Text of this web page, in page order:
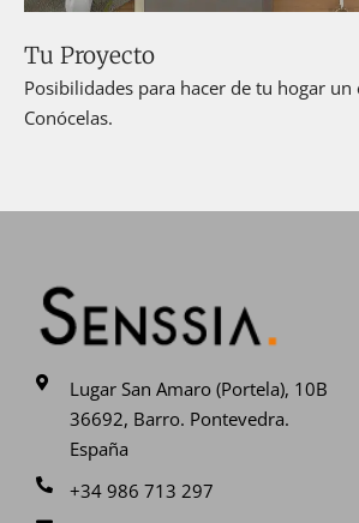
Tu Proyecto
Posibilidades para hacer de tu hogar un
Conócelas.
Lugar San Amaro (Portela), 10B
36692, Barro. Pontevedra.
España
+34 986 713 297